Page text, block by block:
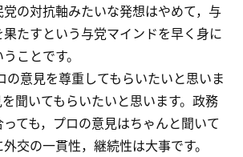
の対抗軸みたいな発想はやめて，与
たすという与党マインドを早く身に
ことです。
意見を尊重してもらいたいと思いま
聞いてもらいたいと思います。政務
ても，プロの意見はちゃんと聞いて
交の一貫性，継続性は大事です。